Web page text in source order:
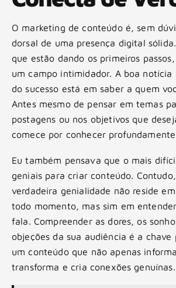
O marketing de conteúdo é, sem
dorsal de uma presença digital
que estão dando os primeiros
um campo intimidador. A boa notícia
do sucesso está em saber a quem
Antes mesmo de pensar em temas
postagens ou nos objetivos que
comece por conhecer
Eu também pensava que o mais
geniais para criar conteúdo.
verdadeira genialidade não reside
todo momento, mas sim em
fala. Compreender as dores, os
objeções da sua audiência é a
um conteúdo que não apenas
transforma e cria conexões genuínas.